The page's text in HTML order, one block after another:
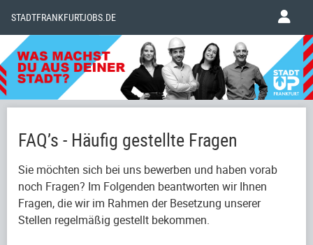
STADTFRANKFURTJOBS.DE
FAQ’s - Häufig gestellte Fragen
Sie möchten sich bei uns bewerben und haben vorab
noch Fragen? Im Folgenden beantworten wir Ihnen
Fragen, die wir im Rahmen der Besetzung unserer
Stellen regelmäßig gestellt bekommen.